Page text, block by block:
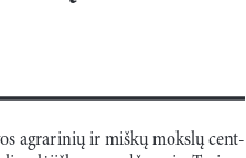
agrarinių ir miškų mokslų cent­